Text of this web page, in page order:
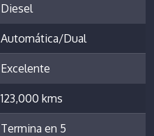
Diesel
Automática/Dual
Excelente
123,000 kms
Termina en 5